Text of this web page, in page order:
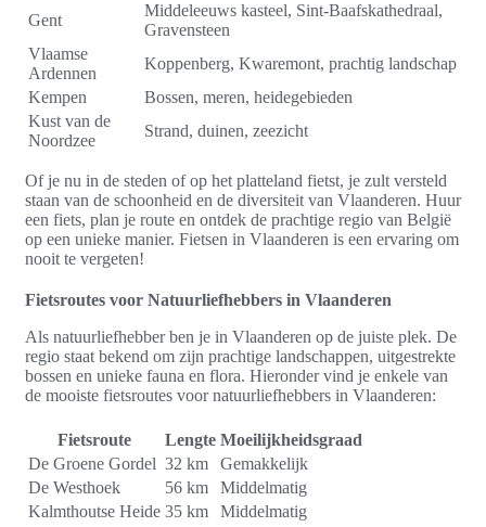
Gent
Middeleeuws kasteel, Sint-Baafskathedraal,
Gravensteen
Vlaamse
Ardennen
Koppenberg, Kwaremont, prachtig landschap
Kempen
Bossen, meren, heidegebieden
Kust van de
Noordzee
Strand, duinen, zeezicht
Of je nu in de steden of op het platteland fietst, je zult versteld
staan van de schoonheid en de diversiteit van Vlaanderen. Huur
een fiets, plan je route en ontdek de prachtige regio van België
op een unieke manier. Fietsen in Vlaanderen is een ervaring om
nooit te vergeten!
Fietsroutes voor Natuurliefhebbers in Vlaanderen
Als natuurliefhebber ben je in Vlaanderen op de juiste plek. De
regio staat bekend om zijn prachtige landschappen, uitgestrekte
bossen en unieke fauna en flora. Hieronder vind je enkele van
de mooiste fietsroutes voor natuurliefhebbers in Vlaanderen:
Fietsroute Lengte Moeilijkheidsgraad
De Groene Gordel 32 km
Gemakkelijk
De Westhoek
56 km
Middelmatig
Kalmthoutse Heide 35 km Middelmatig